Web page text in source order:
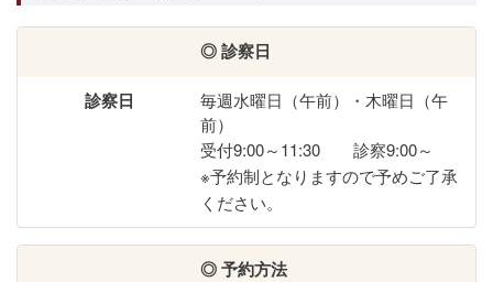
◎ 診察日
毎週水曜日（午前）・木曜日（午
前）
受付9:00～11:30 診察9:00～
※予約制となりますので予めご了承
ください。
◎ 予約方法